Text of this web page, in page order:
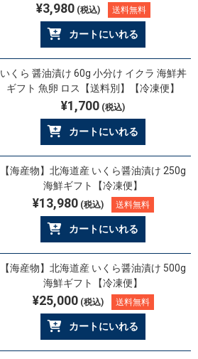
¥3,980(税込) 送料無料
カートにいれる
いくら 醤油漬け 60g 小分け イクラ 海鮮丼
ギフト 魚卵 ロス【送料別】【冷凍便】
¥1,700 (税込)
カートにいれる
【海産物】北海道産 いくら醤油漬け 250g
海鮮ギフト【冷凍便】
¥13,980(税込) 送料無料
カートにいれる
【海産物】北海道産 いくら醤油漬け 500g
海鮮ギフト【冷凍便】
¥25,000(税込) 送料無料
カートにいれる